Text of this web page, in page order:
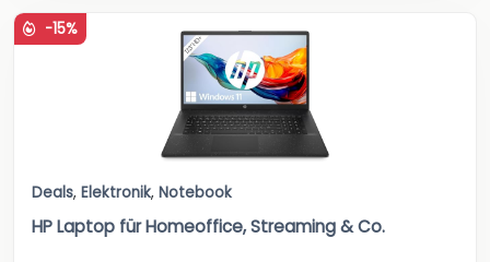
-15%
Deals, Elektronik, Notebook
HP Laptop für Homeoffice, Streaming & Co.